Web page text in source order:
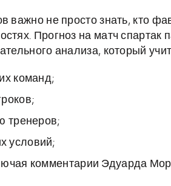
важно не просто знать, кто
Прогноз на матч спартак
анализа, который
команд;
тренеров;
условий;
комментарии Эдуарда